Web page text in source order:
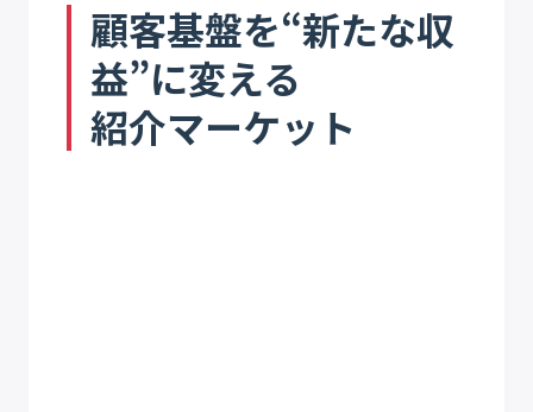
顧客基盤を“新たな収
益”に変える
紹介マーケット